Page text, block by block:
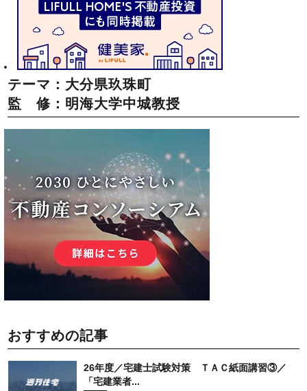
テーマ：大分県玖珠町
監 修：明海大学中城教授
おすすめの記事
26年度／宅建士試験対策 ＴＡＣ紙面講習③／
「宅建業者...